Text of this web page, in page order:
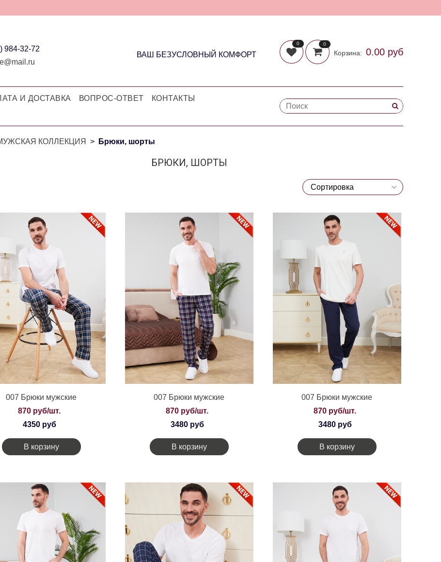
984-32-72
ВАШ БЕЗУСЛОВНЫЙ КОМФОРТ
0 0
Корзина: 0.00 руб
И ДОСТАВКА ВОПРОС-ОТВЕТ
КОНТАКТЫ
КОЛЛЕКЦИЯ Брюки, шорты
БРЮКИ, ШОРТЫ
007 Брюки мужские
870 руб/шт.
4350 руб
В корзину
007 Брюки мужские
870 руб/шт.
3480 руб
В корзину
007 Брюки мужские
870 руб/шт.
3480 руб
В корзину